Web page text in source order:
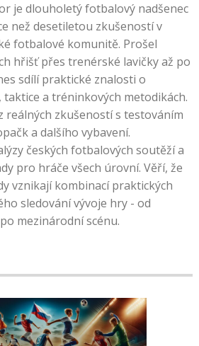
je dlouholetý fotbalový nadšenec
než desetiletou zkušeností v
fotbalové komunitě. Prošel
hřišť přes trenérské lavičky až po
sdílí praktické znalosti o
a tréninkových metodikách.
reálných zkušeností s testováním
a dalšího vybavení.
českých fotbalových soutěží a
pro hráče všech úrovní. Věří, že
vznikají kombinací praktických
sledování vývoje hry - od
mezinárodní scénu.